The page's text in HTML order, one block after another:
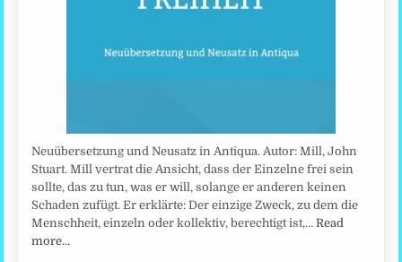
Neuübersetzung und Neusatz in Antiqua. Autor: Mill, John
Stuart. Mill vertrat die Ansicht, dass der Einzelne frei sein
sollte, das zu tun, was er will, solange er anderen keinen
Schaden zufügt. Er erklärte: Der einzige Zweck, zu dem die
Menschheit, einzeln oder kollektiv, berechtigt ist,…Read
more…